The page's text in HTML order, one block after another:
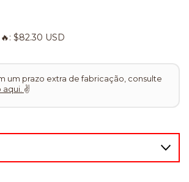
$82.30 USD
um prazo extra de fabricação, consulte
✌